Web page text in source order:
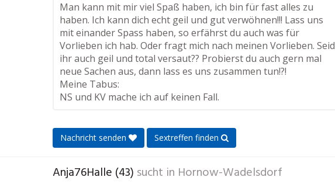
Man kann mit mir viel Spaß haben, ich bin für fast alles zu
haben. Ich kann dich echt geil und gut verwöhnen!!! Lass uns
mit einander Spass haben, so erfährst du auch was für
Vorlieben ich hab. Oder fragt mich nach meinen Vorlieben. Seid
ihr auch geil und total versaut?? Probierst du auch gern mal
neue Sachen aus, dann lass es uns zusammen tun!?!
Meine Tabus:
NS und KV mache ich auf keinen Fall.
Nachricht senden Sextreffen finden
Anja76Halle (43) sucht in Hornow-Wadelsdorf